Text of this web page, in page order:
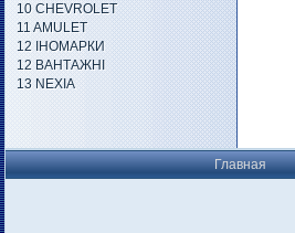
10 CHEVROLET
11 AMULET
12 ІНОМАРКИ
12 ВАНТАЖНІ
13 NEXIA
Главная